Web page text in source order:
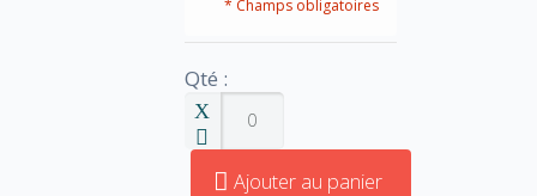
* Champs obligatoires
Qté :
Ajouter au panier